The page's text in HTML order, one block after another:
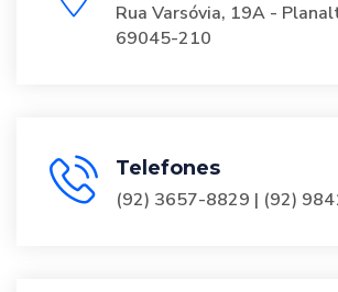
Rua Varsóvia, 19A -
69045-210
Telefones
(92) 3657-8829 | (92)